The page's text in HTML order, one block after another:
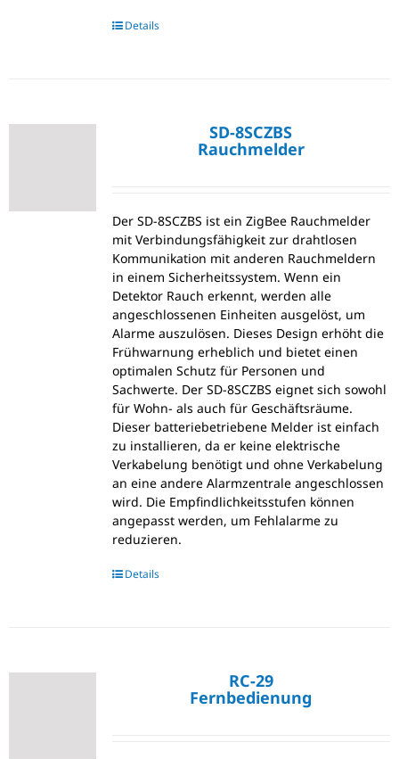
Details
SD-8SCZBS
Rauchmelder
Der SD-8SCZBS ist ein ZigBee Rauchmelder
mit Verbindungsfähigkeit zur drahtlosen
Kommunikation mit anderen Rauchmeldern
in einem Sicherheitssystem. Wenn ein
Detektor Rauch erkennt, werden alle
angeschlossenen Einheiten ausgelöst, um
Alarme auszulösen. Dieses Design erhöht die
Frühwarnung erheblich und bietet einen
optimalen Schutz für Personen und
Sachwerte. Der SD-8SCZBS eignet sich sowohl
für Wohn- als auch für Geschäftsräume.
Dieser batteriebetriebene Melder ist einfach
zu installieren, da er keine elektrische
Verkabelung benötigt und ohne Verkabelung
an eine andere Alarmzentrale angeschlossen
wird. Die Empfindlichkeitsstufen können
angepasst werden, um Fehlalarme zu
reduzieren.
Details
RC-29
Fernbedienung